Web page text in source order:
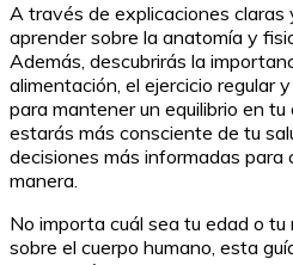
A través de explicaciones claras
aprender sobre la anatomía y
Además, descubrirás la
alimentación, el ejercicio regular
para mantener un equilibrio en tu
estarás más consciente de tu
decisiones más informadas para
manera.
No importa cuál sea tu edad o
sobre el cuerpo humano, esta